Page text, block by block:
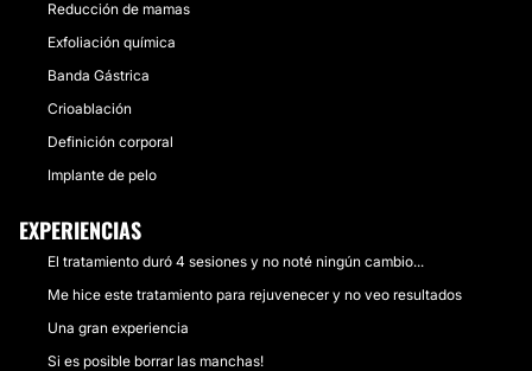
Reducción de mamas
Exfoliación química
Banda Gástrica
Crioablación
Definición corporal
Implante de pelo
EXPERIENCIAS
El tratamiento duró 4 sesiones y no noté ningún cambio...
Me hice este tratamiento para rejuvenecer y no veo resultados
Una gran experiencia
Si es posible borrar las manchas!